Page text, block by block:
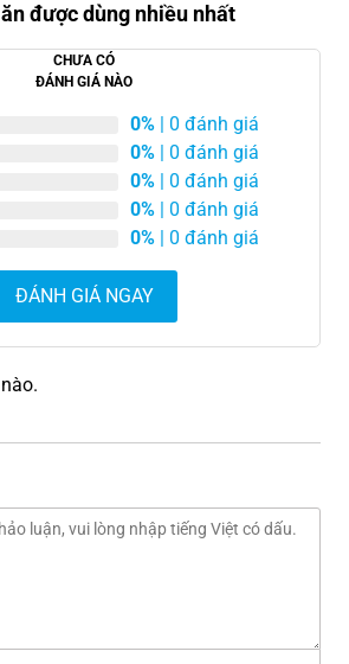
được dùng nhiều nhất
CHƯA CÓ
ĐÁNH GIÁ NÀO
0% | 0 đánh giá
0% | 0 đánh giá
0% | 0 đánh giá
0% | 0 đánh giá
0% | 0 đánh giá
ĐÁNH GIÁ NGAY